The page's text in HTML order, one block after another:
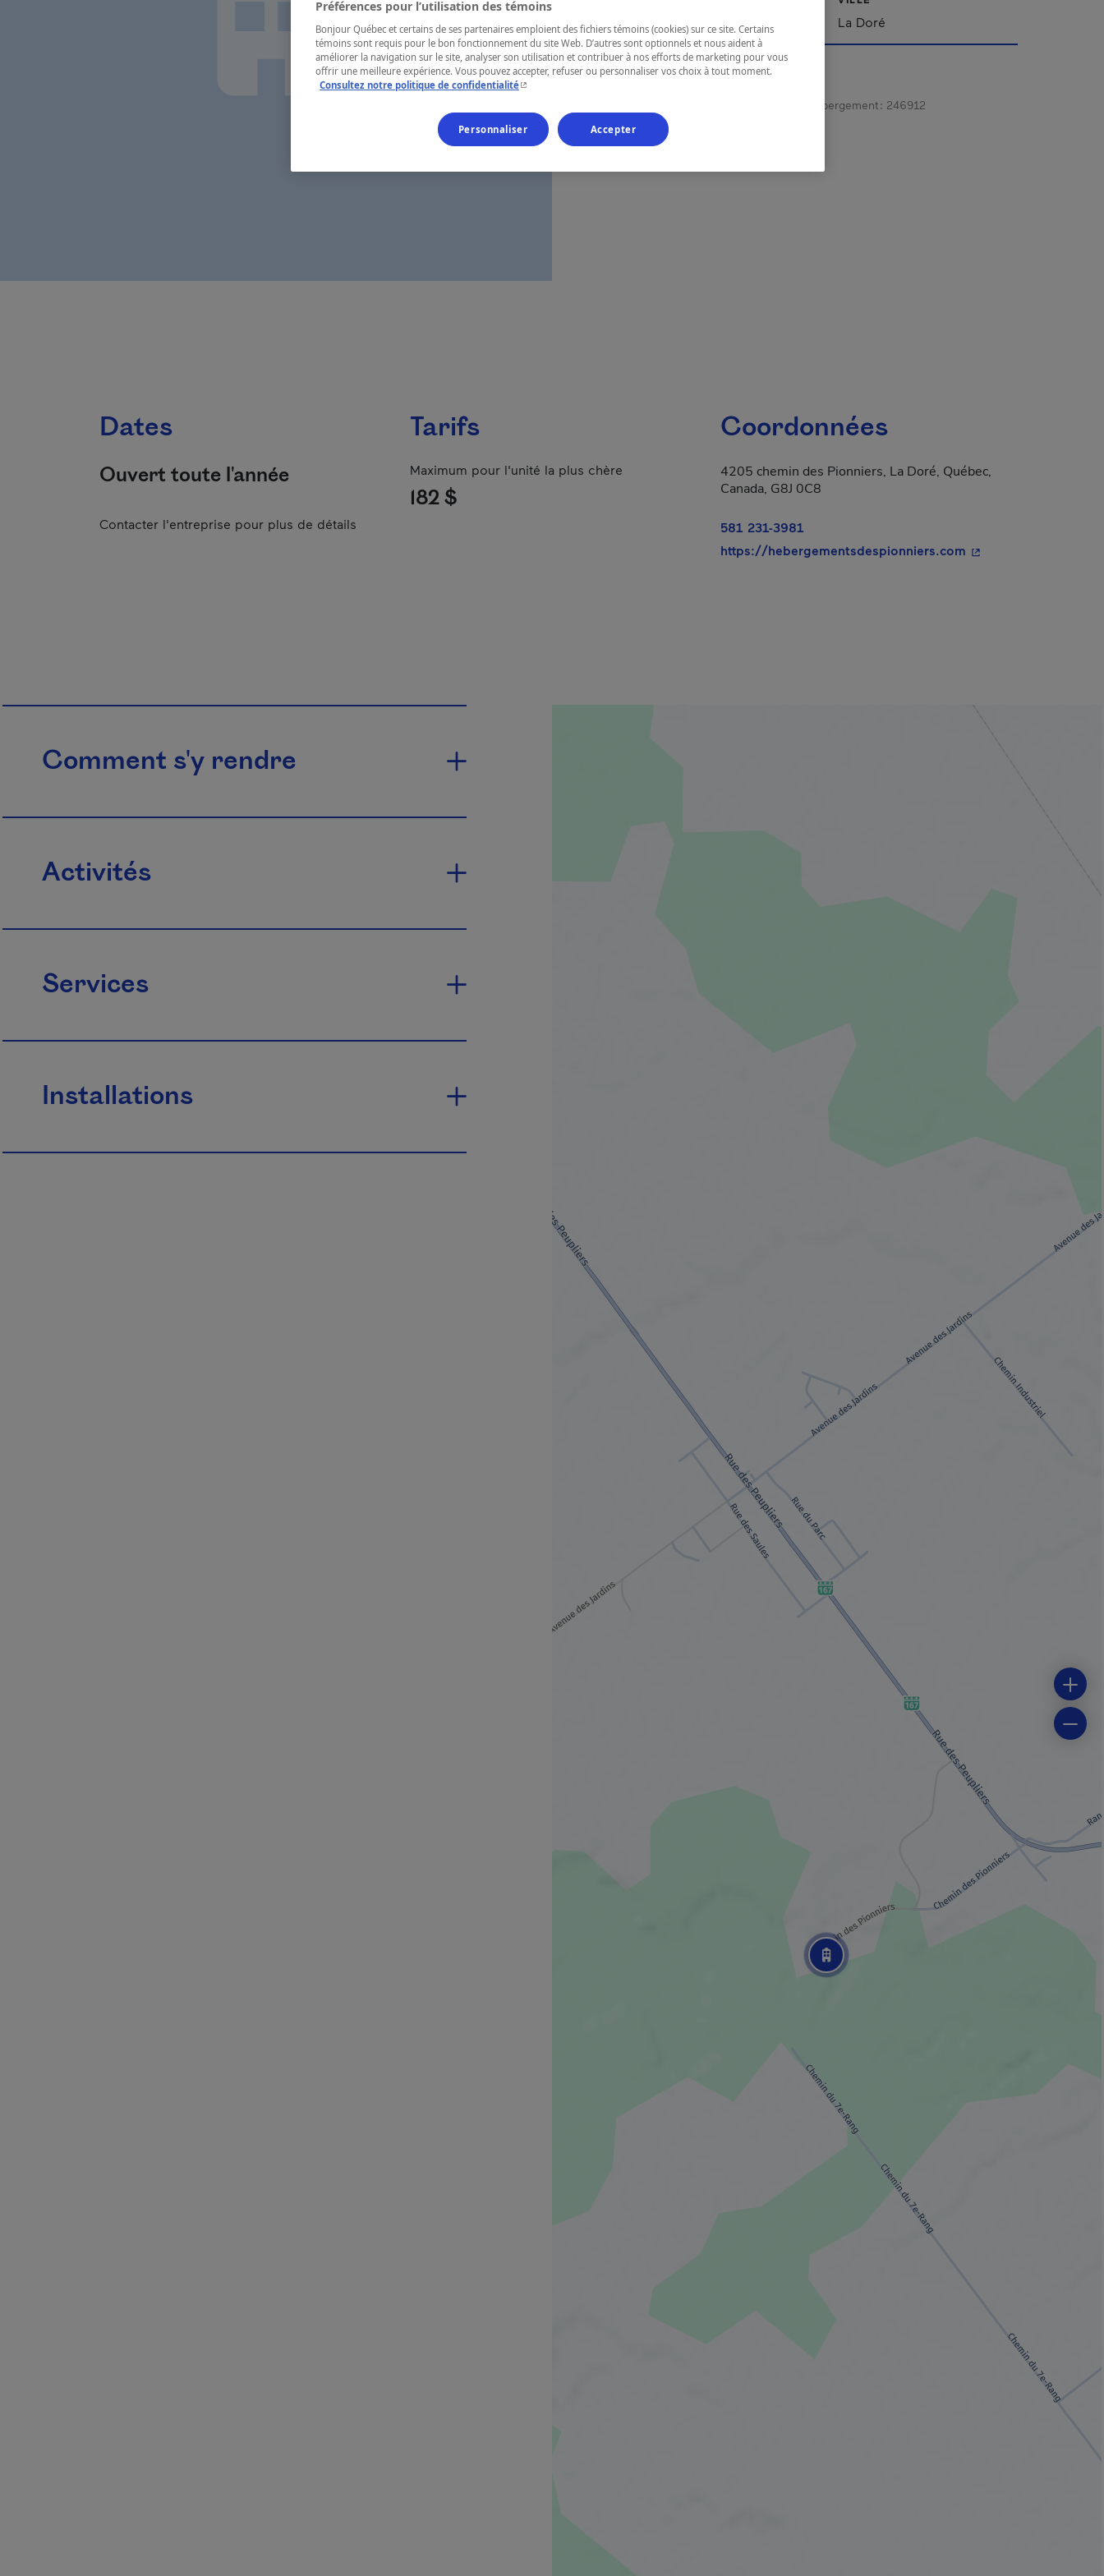
Saguenay—Lac-Saint-Jean La Doré
Numéro d’enregistrement d’hébergement : 246912
Dates
Ouvert toute l'année
Contacter l'entreprise pour plus de détails
Tarifs
Maximum pour l'unité la plus chère
182 $
Coordonnées
4205 chemin des Pionniers, La Doré, Québec,
Canada, G8J 0C8
581 231-3981
https://hebergementsdespionniers.com - Cet hyperlien
Comment s'y rendre
Activités
Services
Installations
Préférences pour l’utilisation des témoins
Bonjour Québec et certains de ses partenaires emploient des fichiers témoins (cookies) sur ce site. Certains
témoins sont requis pour le bon fonctionnement du site Web. D’autres sont optionnels et nous aident à
améliorer la navigation sur le site, analyser son utilisation et contribuer à nos efforts de marketing pour vous
offrir une meilleure expérience. Vous pouvez accepter, refuser ou personnaliser vos choix à tout moment.
Consultez notre politique de confidentialité- Cet hyperlien s'ouvrira dans une nouvelle fenêtre.
Personnaliser Accepter